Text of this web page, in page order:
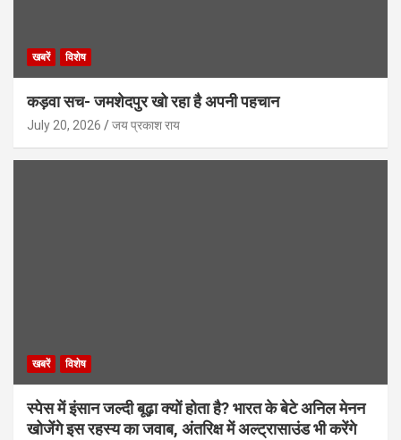
खबरें विशेष
कड़वा सच- जमशेदपुर खो रहा है अपनी पहचान
July 20, 2026 जय प्रकाश राय
खबरें विशेष
स्पेस में इंसान जल्दी बूढ़ा क्यों होता है? भारत के बेटे अनिल मेनन
खोजेंगे इस रहस्य का जवाब, अंतरिक्ष में अल्ट्रासाउंड भी करेंगे